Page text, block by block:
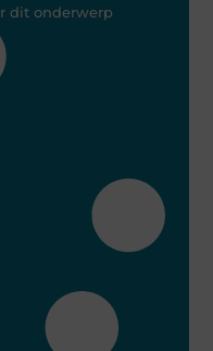
dit onderwerp